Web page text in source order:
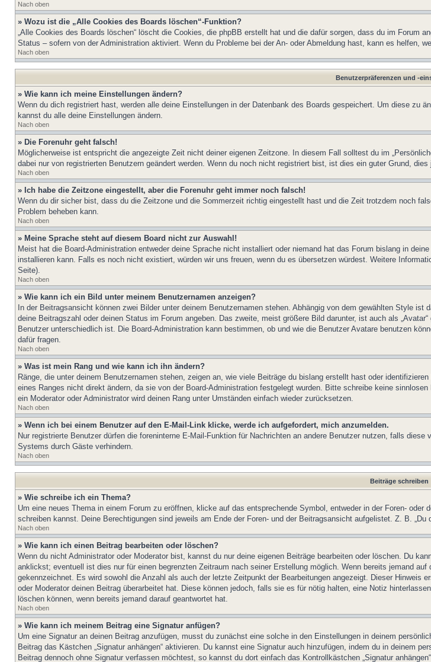
Nach oben
» Wozu ist die „Alle Cookies des Boards löschen“-Funktion?
„Alle Cookies des Boards löschen“ löscht die Cookies, die phpBB erstellt hat und die dafür sorgen, dass du im Forum
Status – sofern von der Administration aktiviert. Wenn du Probleme bei der An- oder Abmeldung hast, kann es helfen,
Nach oben
Benutzerpräferenzen und -
» Wie kann ich meine Einstellungen ändern?
Wenn du dich registriert hast, werden alle deine Einstellungen in der Datenbank des Boards gespeichert. Um diese zu
kannst du alle deine Einstellungen ändern.
Nach oben
» Die Forenuhr geht falsch!
Möglicherweise ist entspricht die angezeigte Zeit nicht deiner eigenen Zeitzone. In diesem Fall solltest du im
dabei nur von registrierten Benutzern geändert werden. Wenn du noch nicht registriert bist, ist dies ein guter Grund,
Nach oben
» Ich habe die Zeitzone eingestellt, aber die Forenuhr geht immer noch falsch!
Wenn du dir sicher bist, dass du die Zeitzone und die Sommerzeit richtig eingestellt hast und die Zeit trotzdem noch
Problem beheben kann.
Nach oben
» Meine Sprache steht auf diesem Board nicht zur Auswahl!
Meist hat die Board-Administration entweder deine Sprache nicht installiert oder niemand hat das Forum bislang in
installieren kann. Falls es noch nicht existiert, würden wir uns freuen, wenn du es übersetzen würdest. Weitere
Seite).
Nach oben
» Wie kann ich ein Bild unter meinem Benutzernamen anzeigen?
In der Beitragsansicht können zwei Bilder unter deinem Benutzernamen stehen. Abhängig von dem gewählten Style
deine Beitragszahl oder deinen Status im Forum angeben. Das zweite, meist größere Bild darunter, ist auch als
Benutzer unterschiedlich ist. Die Board-Administration kann bestimmen, ob und wie die Benutzer Avatare benutzen
dafür fragen.
Nach oben
» Was ist mein Rang und wie kann ich ihn ändern?
Ränge, die unter deinem Benutzernamen stehen, zeigen an, wie viele Beiträge du bislang erstellt hast oder
eines Ranges nicht direkt ändern, da sie von der Board-Administration festgelegt wurden. Bitte schreibe keine
ein Moderator oder Administrator wird deinen Rang unter Umständen einfach wieder zurücksetzen.
Nach oben
» Wenn ich bei einem Benutzer auf den E-Mail-Link klicke, werde ich aufgefordert, mich anzumelden.
Nur registrierte Benutzer dürfen die foreninterne E-Mail-Funktion für Nachrichten an andere Benutzer nutzen, falls
Systems durch Gäste verhindern.
Nach oben
Beiträge schreiben
» Wie schreibe ich ein Thema?
Um eine neues Thema in einem Forum zu eröffnen, klicke auf das entsprechende Symbol, entweder in der Foren-
schreiben kannst. Deine Berechtigungen sind jeweils am Ende der Foren- und der Beitragsansicht aufgelistet. Z. B.
Nach oben
» Wie kann ich einen Beitrag bearbeiten oder löschen?
Wenn du nicht Administrator oder Moderator bist, kannst du nur deine eigenen Beiträge bearbeiten oder löschen. Du
anklickst; eventuell ist dies nur für einen begrenzten Zeitraum nach seiner Erstellung möglich. Wenn bereits jemand
gekennzeichnet. Es wird sowohl die Anzahl als auch der letzte Zeitpunkt der Bearbeitungen angezeigt. Dieser Hinweis
oder Moderator deinen Beitrag überarbeitet hat. Diese können jedoch, falls sie es für nötig halten, eine Notiz
löschen können, wenn bereits jemand darauf geantwortet hat.
Nach oben
» Wie kann ich meinem Beitrag eine Signatur anfügen?
Um eine Signatur an deinen Beitrag anzufügen, musst du zunächst eine solche in den Einstellungen in deinem
Beitrag das Kästchen „Signatur anhängen“ aktivieren. Du kannst eine Signatur auch hinzufügen, indem du in deinem
Beitrag dennoch ohne Signatur verfassen möchtest, so kannst du dort einfach das Kontrollkästchen „Signatur